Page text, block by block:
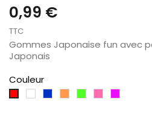
0,99 €
TTC
Gommes Japonaise fun avec
Japonais
Couleur
Rouge